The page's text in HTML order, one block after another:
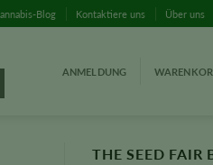
Blog Kontaktiere uns Über uns
ANMELDUNG
THE SEED FAIR